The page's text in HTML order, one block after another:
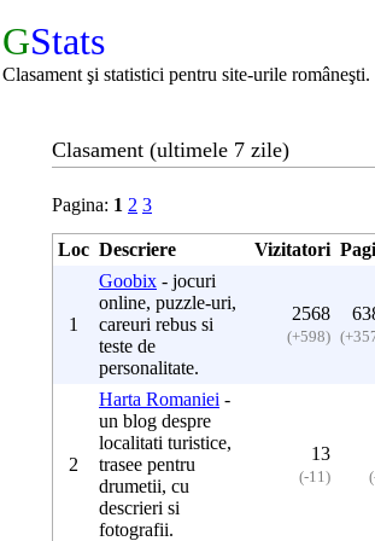
GStats
Clasament şi statistici pentru site-urile româneşti.
Clasament (ultimele 7 zile)
Pagina: 1 2 3
Loc Descriere Vizitatori
1
Goobix - jocuri
online, puzzle-uri,
careuri rebus si
teste de
personalitate.
2568
(+598)
2
Harta Romaniei -
un blog despre
localitati turistice,
trasee pentru
drumetii, cu
descrieri si
fotografii.
13
(-11)